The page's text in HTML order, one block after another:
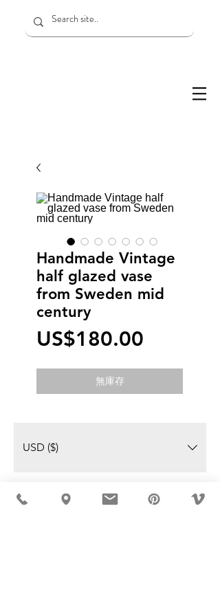
Handmade Vintage
half glazed vase
from Sweden mid
century
US$180.00
格
無庫存
USD ($)